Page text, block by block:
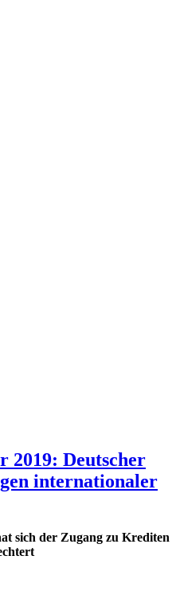
2019: Deutscher
internationaler
sich der Zugang zu Krediten